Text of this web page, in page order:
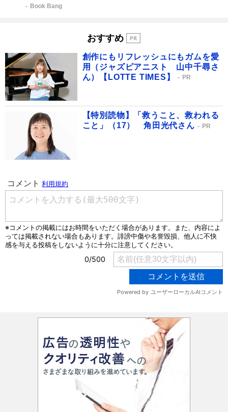
Book Bang
おすすめ
創作にもリフレッシュにもガムを愛
用（ジャズピアニスト 山中千尋さ
ん）【LOTTE TIMES】
PR
【特別読物】「救うこと、救われる
こと」（17） 角田光代さん
PR